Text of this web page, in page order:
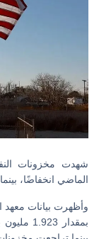
شهدت مخزونات
الماضي انخفاضًا،
وأظهرت بيانات معهد
بمقدار